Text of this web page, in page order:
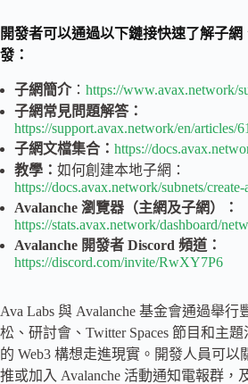
開發者可以通過以下鏈接快速了解子網
發：
子網簡介： https://www.avax.network/
子網常見問題解答：
https://support.avax.network/en/articles/
子網文檔集合： https://
教學： 如何創建本地子網：
https://docs.avax.network/subnets/
Avalanche 瀏覽器（主網及子網）：
https://stats.avax.network/dashboard/
Avalanche 開發者 Discord 頻道：
https://discord.com/invite/RwXY7P6
Ava Labs 與 Avalanche 基金會通過舉行
松、研討會、Twitter Spaces 節目和主
的 Web3 構想走進現實。開發人員可以
推或加入 Avalanche 活動通知電報群，